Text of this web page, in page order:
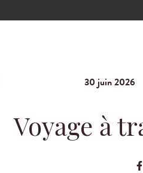
30 juin 2026
Voyage à